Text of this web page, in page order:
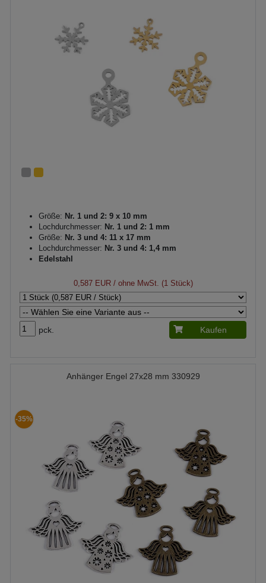
Größe: Nr. 1 und 2: 9 x 10 mm
Lochdurchmesser: Nr. 1 und 2: 1 mm
Größe: Nr. 3 und 4: 11 x 17 mm
Lochdurchmesser: Nr. 3 und 4: 1,4 mm
Edelstahl
0,587 EUR/ ohne MwSt. (1 Stück)
pck. Kaufen
Anhänger Engel 27x28 mm 330929
-35%